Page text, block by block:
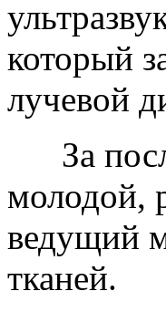
который
лучевой
За
молодой,
ведущий
тканей.